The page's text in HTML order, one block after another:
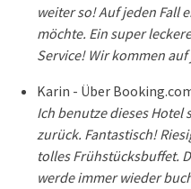
weiter so! Auf jeden Fall
möchte. Ein super
Service! Wir kommen
Karin - Über
Ich benutze dieses Hotel
zurück. Fantastisch!
tolles Frühstücksbuffet.
werde immer wieder